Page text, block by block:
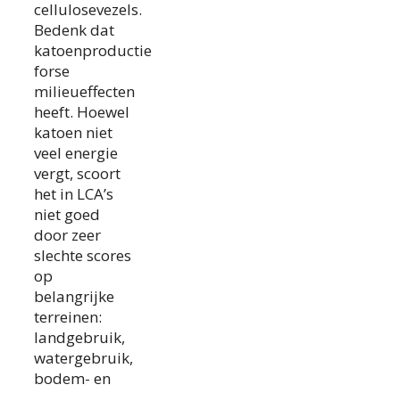
cellulosevezels.
Bedenk dat
katoenproductie
forse
milieueffecten
heeft. Hoewel
katoen niet
veel energie
vergt, scoort
het in LCA’s
niet goed
door zeer
slechte scores
op
belangrijke
terreinen:
landgebruik,
watergebruik,
bodem- en